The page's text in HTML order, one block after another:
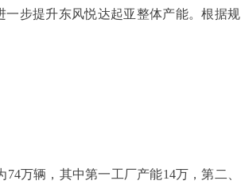
步提升东风悦达起亚整体产能。根据规
万辆，其中第一工厂产能14万，第二、